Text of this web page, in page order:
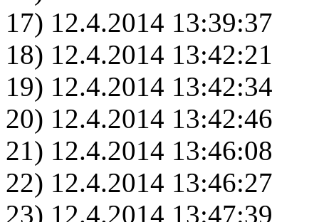
17) 12.4.2014 13:39:37
18) 12.4.2014 13:42:21
19) 12.4.2014 13:42:34
20) 12.4.2014 13:42:46
21) 12.4.2014 13:46:08
22) 12.4.2014 13:46:27
23) 12.4.2014 13:47:39